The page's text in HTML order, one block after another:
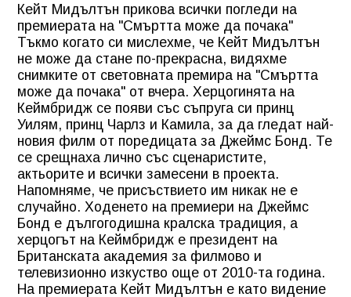
Кейт Мидълтън прикова всички погледи на
премиерата на "Смъртта може да почака"
Тъкмо когато си мислехме, че Кейт Мидълтън
не може да стане по-прекрасна, видяхме
снимките от световната премира на "Смъртта
може да почака" от вчера. Херцогинята на
Кеймбридж се появи със съпруга си принц
Уилям, принц Чарлз и Камила, за да гледат най-
новия филм от поредицата за Джеймс Бонд. Те
се срещнаха лично със сценаристите,
актьорите и всички замесени в проекта.
Напомняме, че присъствието им никак не е
случайно. Ходенето на премиери на Джеймс
Бонд е дългогодишна кралска традиция, а
херцогът на Кеймбридж е президент на
Британската академия за филмово и
телевизионно изкуство още от 2010-та година.
На премиерата Кейт Мидълтън е като видение